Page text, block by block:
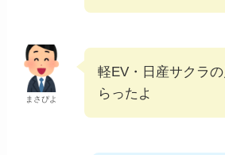
まさぴよ
軽EV・日産サクラ
らったよ